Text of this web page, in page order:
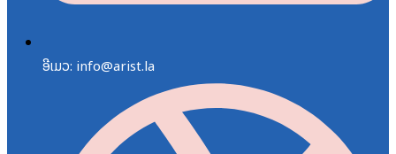
ອີເມວ: info@arist.la